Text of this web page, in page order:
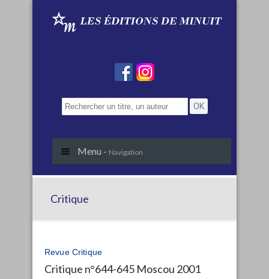
Menu - Navigation
Critique
Revue Critique
Critique n°644-645 Moscou 2001